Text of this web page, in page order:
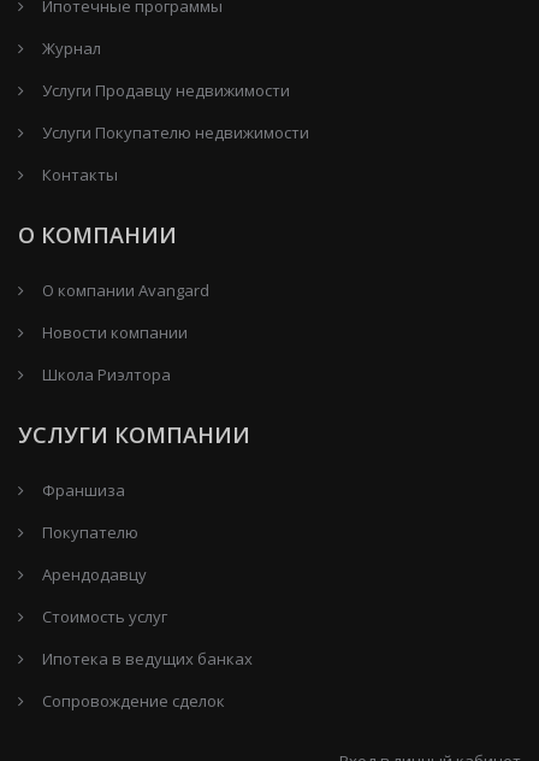
Ипотечные программы
Журнал
Услуги Продавцу недвижимости
Услуги Покупателю недвижимости
Контакты
О КОМПАНИИ
О компании Avangard
Новости компании
Школа Риэлтора
УСЛУГИ КОМПАНИИ
Франшиза
Покупателю
Арендодавцу
Стоимость услуг
Ипотека в ведущих банках
Сопровождение сделок